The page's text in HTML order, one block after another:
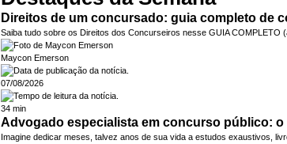
Direitos de um concursado: guia completo de
Saiba tudo sobre os Direitos dos Concurseiros nesse GUIA COMPLETO
Maycon Emerson
07/08/2026
34 min
Advogado especialista em concurso público: o
Imagine dedicar meses, talvez anos de sua vida a estudos exaustivos,